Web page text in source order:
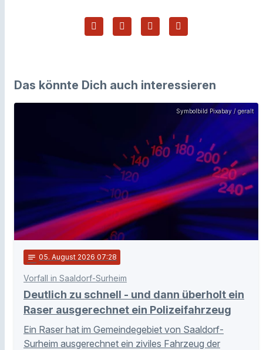
Das könnte Dich auch interessieren
Symbolbild Pixabay / geralt
notes 05. August 2026 07:28
Vorfall in Saaldorf-Surheim
Deutlich zu schnell - und dann überholt ein
Raser ausgerechnet ein Polizeifahrzeug
Ein Raser hat im Gemeindegebiet von Saaldorf-
Surheim ausgerechnet ein ziviles Fahrzeug der